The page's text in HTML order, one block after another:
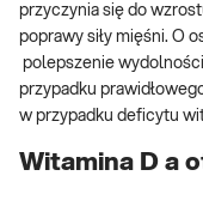
przyczynia się do
poprawy siły mięśni. O
polepszenie
przypadku
w przypadku deficytu
Witamina D a